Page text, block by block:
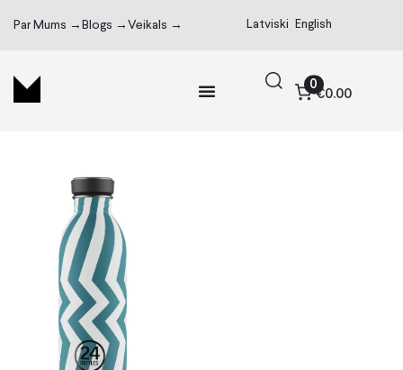
Par Mums → Blogs → Veikals → Latviski English
0
€0.00